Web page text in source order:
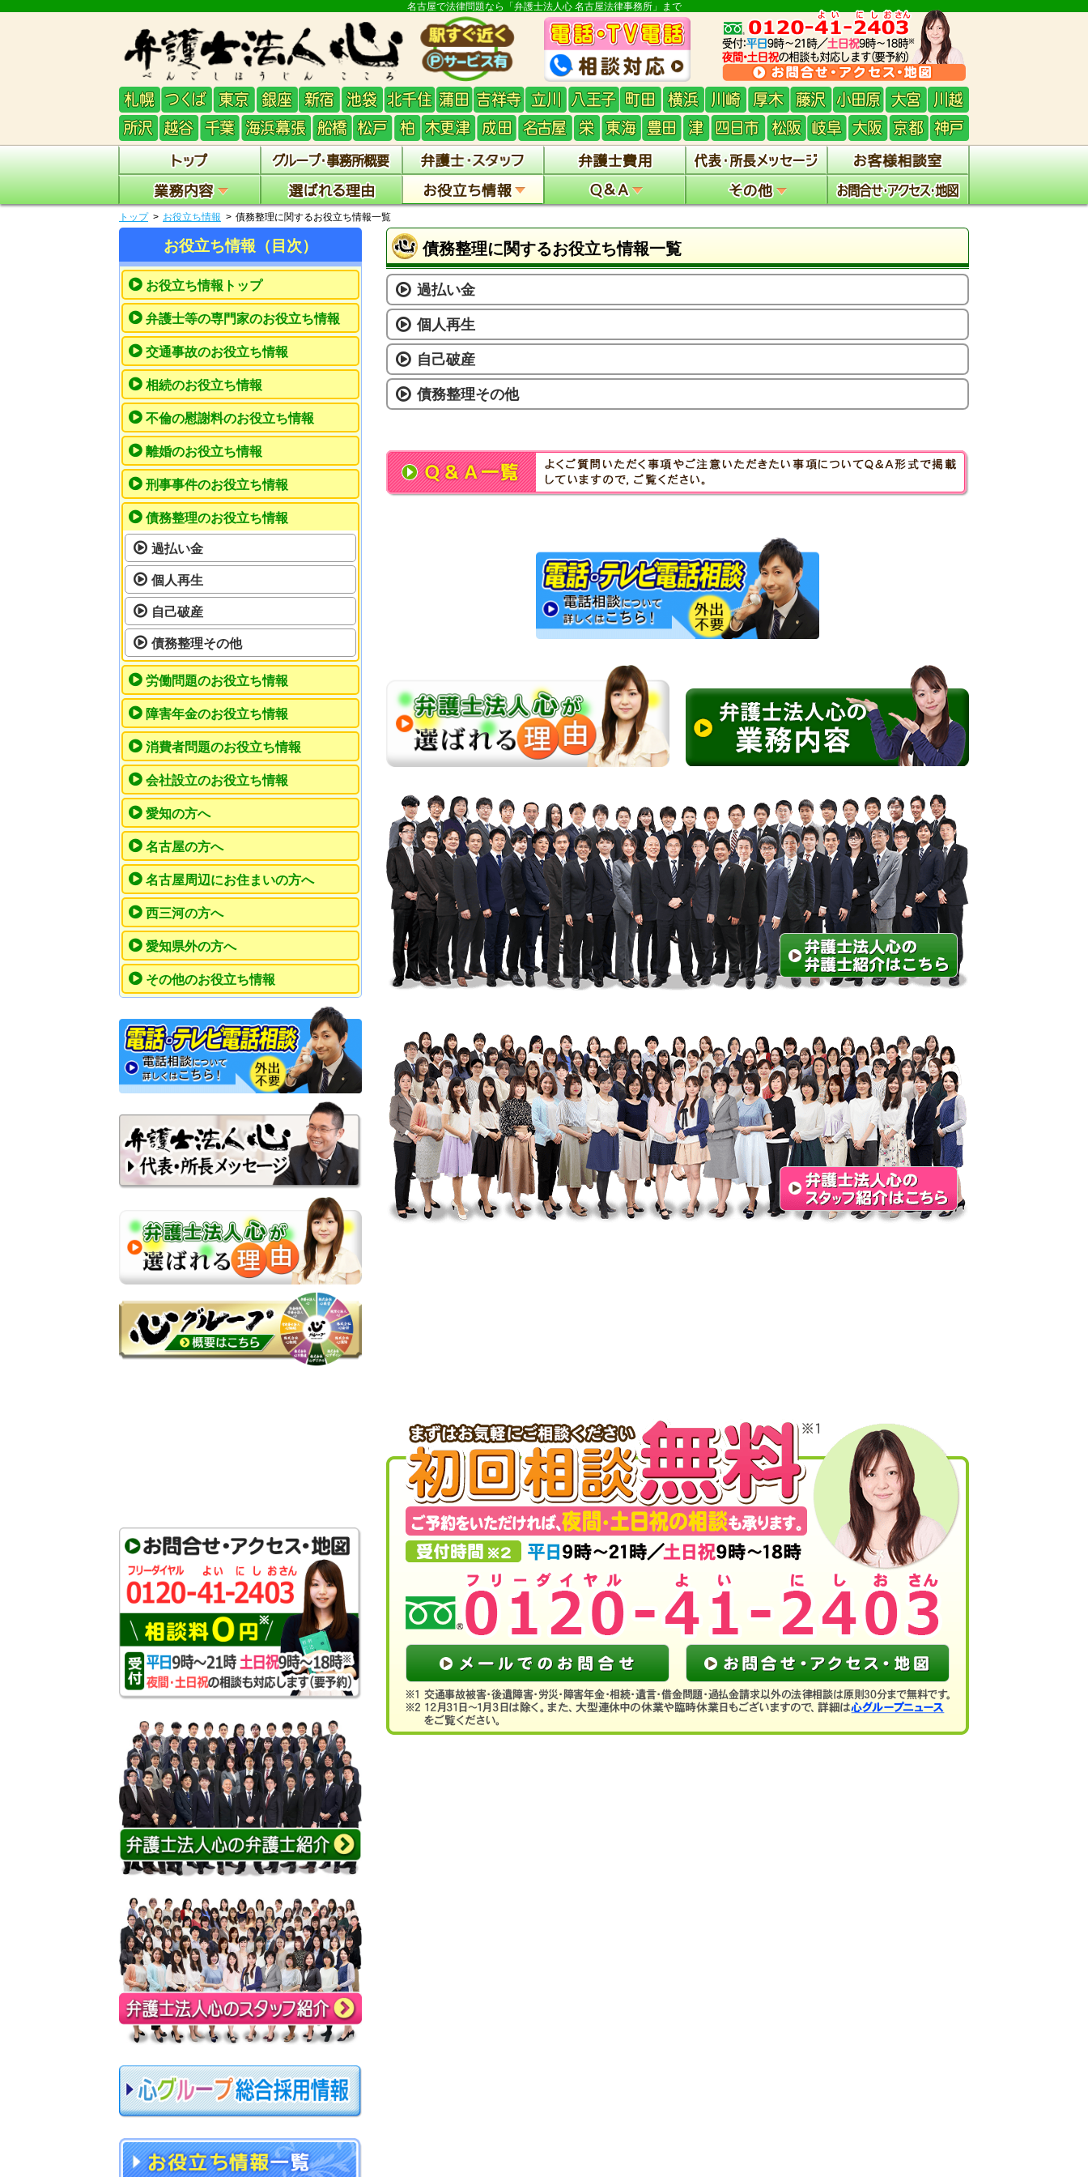
名古屋で法律問題なら「弁護士法人心 名古屋法律事務所」まで
トップ お役立ち情報 債務整理に関するお役立ち情報一覧
債務整理に関するお役立ち情報一覧
過払い金
個人再生
自己破産
債務整理その他
お役立ち情報（目次）
お役立ち情報トップ
弁護士等の専門家のお役立ち情報
交通事故のお役立ち情報
相続のお役立ち情報
不倫の慰謝料のお役立ち情報
離婚のお役立ち情報
刑事事件のお役立ち情報
債務整理のお役立ち情報
過払い金
個人再生
自己破産
債務整理その他
労働問題のお役立ち情報
障害年金のお役立ち情報
消費者問題のお役立ち情報
会社設立のお役立ち情報
愛知の方へ
名古屋の方へ
名古屋周辺にお住まいの方へ
西三河の方へ
愛知県外の方へ
その他のお役立ち情報